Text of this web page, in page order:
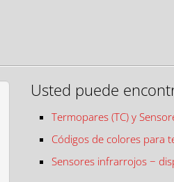
Usted puede
Termopares (TC) y
Códigos de colores para
Sensores infrarrojos −